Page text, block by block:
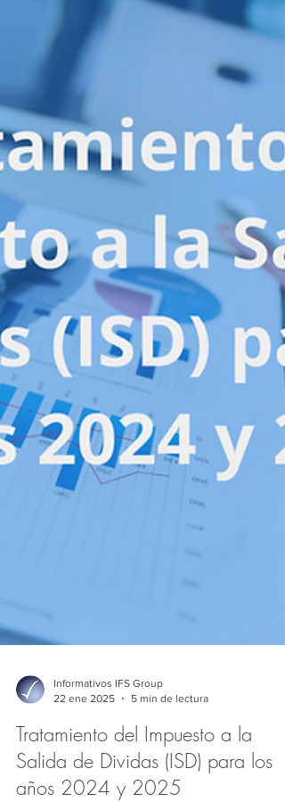
Informativos IFS Group
22 ene 2025
5 min de lectura
Tratamiento del Impuesto a la